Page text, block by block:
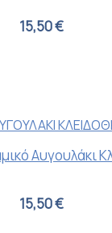
15,50 €
Αυγουλάκι
15,50 €